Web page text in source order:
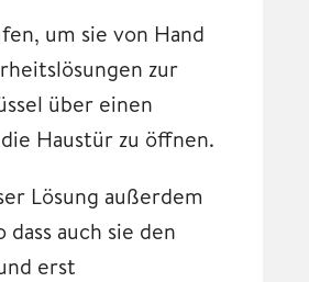
um sie von Hand
zur
über einen
Haustür zu öffnen.
Lösung außerdem
auch sie den
erst